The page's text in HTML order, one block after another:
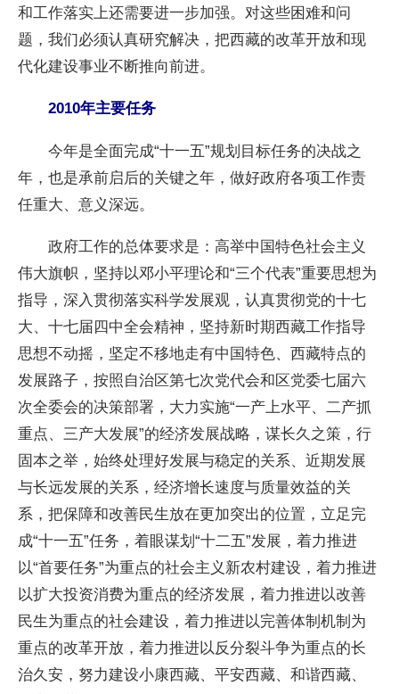
和工作落实上还需要进一步加强。对这些困难和问
题，我们必须认真研究解决，把西藏的改革开放和现
代化建设事业不断推向前进。
2010年主要任务
今年是全面完成“十一五”规划目标任务的决战之
年，也是承前启后的关键之年，做好政府各项工作责
任重大、意义深远。
政府工作的总体要求是：高举中国特色社会主义
伟大旗帜，坚持以邓小平理论和“三个代表”重要思想为
指导，深入贯彻落实科学发展观，认真贯彻党的十七
大、十七届四中全会精神，坚持新时期西藏工作指导
思想不动摇，坚定不移地走有中国特色、西藏特点的
发展路子，按照自治区第七次党代会和区党委七届六
次全委会的决策部署，大力实施“一产上水平、二产抓
重点、三产大发展”的经济发展战略，谋长久之策，行
固本之举，始终处理好发展与稳定的关系、近期发展
与长远发展的关系，经济增长速度与质量效益的关
系，把保障和改善民生放在更加突出的位置，立足完
成“十一五”任务，着眼谋划“十二五”发展，着力推进
以“首要任务”为重点的社会主义新农村建设，着力推进
以扩大投资消费为重点的经济发展，着力推进以改善
民生为重点的社会建设，着力推进以完善体制机制为
重点的改革开放，着力推进以反分裂斗争为重点的长
治久安，努力建设小康西藏、平安西藏、和谐西藏、